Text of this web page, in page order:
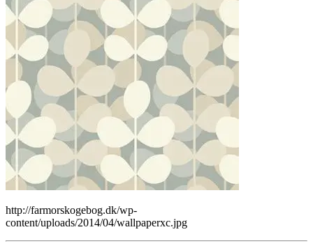
http://farmorskogebog.dk/wp-
content/uploads/2014/04/wallpaperxc.jpg